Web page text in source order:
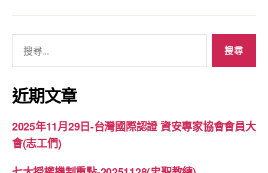
關
鍵
字:
近期文章
2025年11月29日-台灣國際認證 資安專家協會會員大
會(志工們)